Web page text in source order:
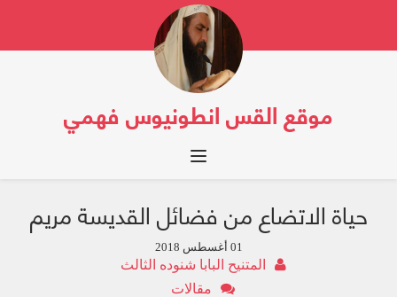
موقع القس انطونيوس فهمي
Toggle navigation
حياة الاتضاع من فضائل القديسة مريم
01 أغسطس 2018
المتنيح البابا شنوده الثالث
مقالات